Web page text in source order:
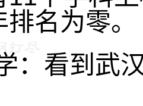
名为零。